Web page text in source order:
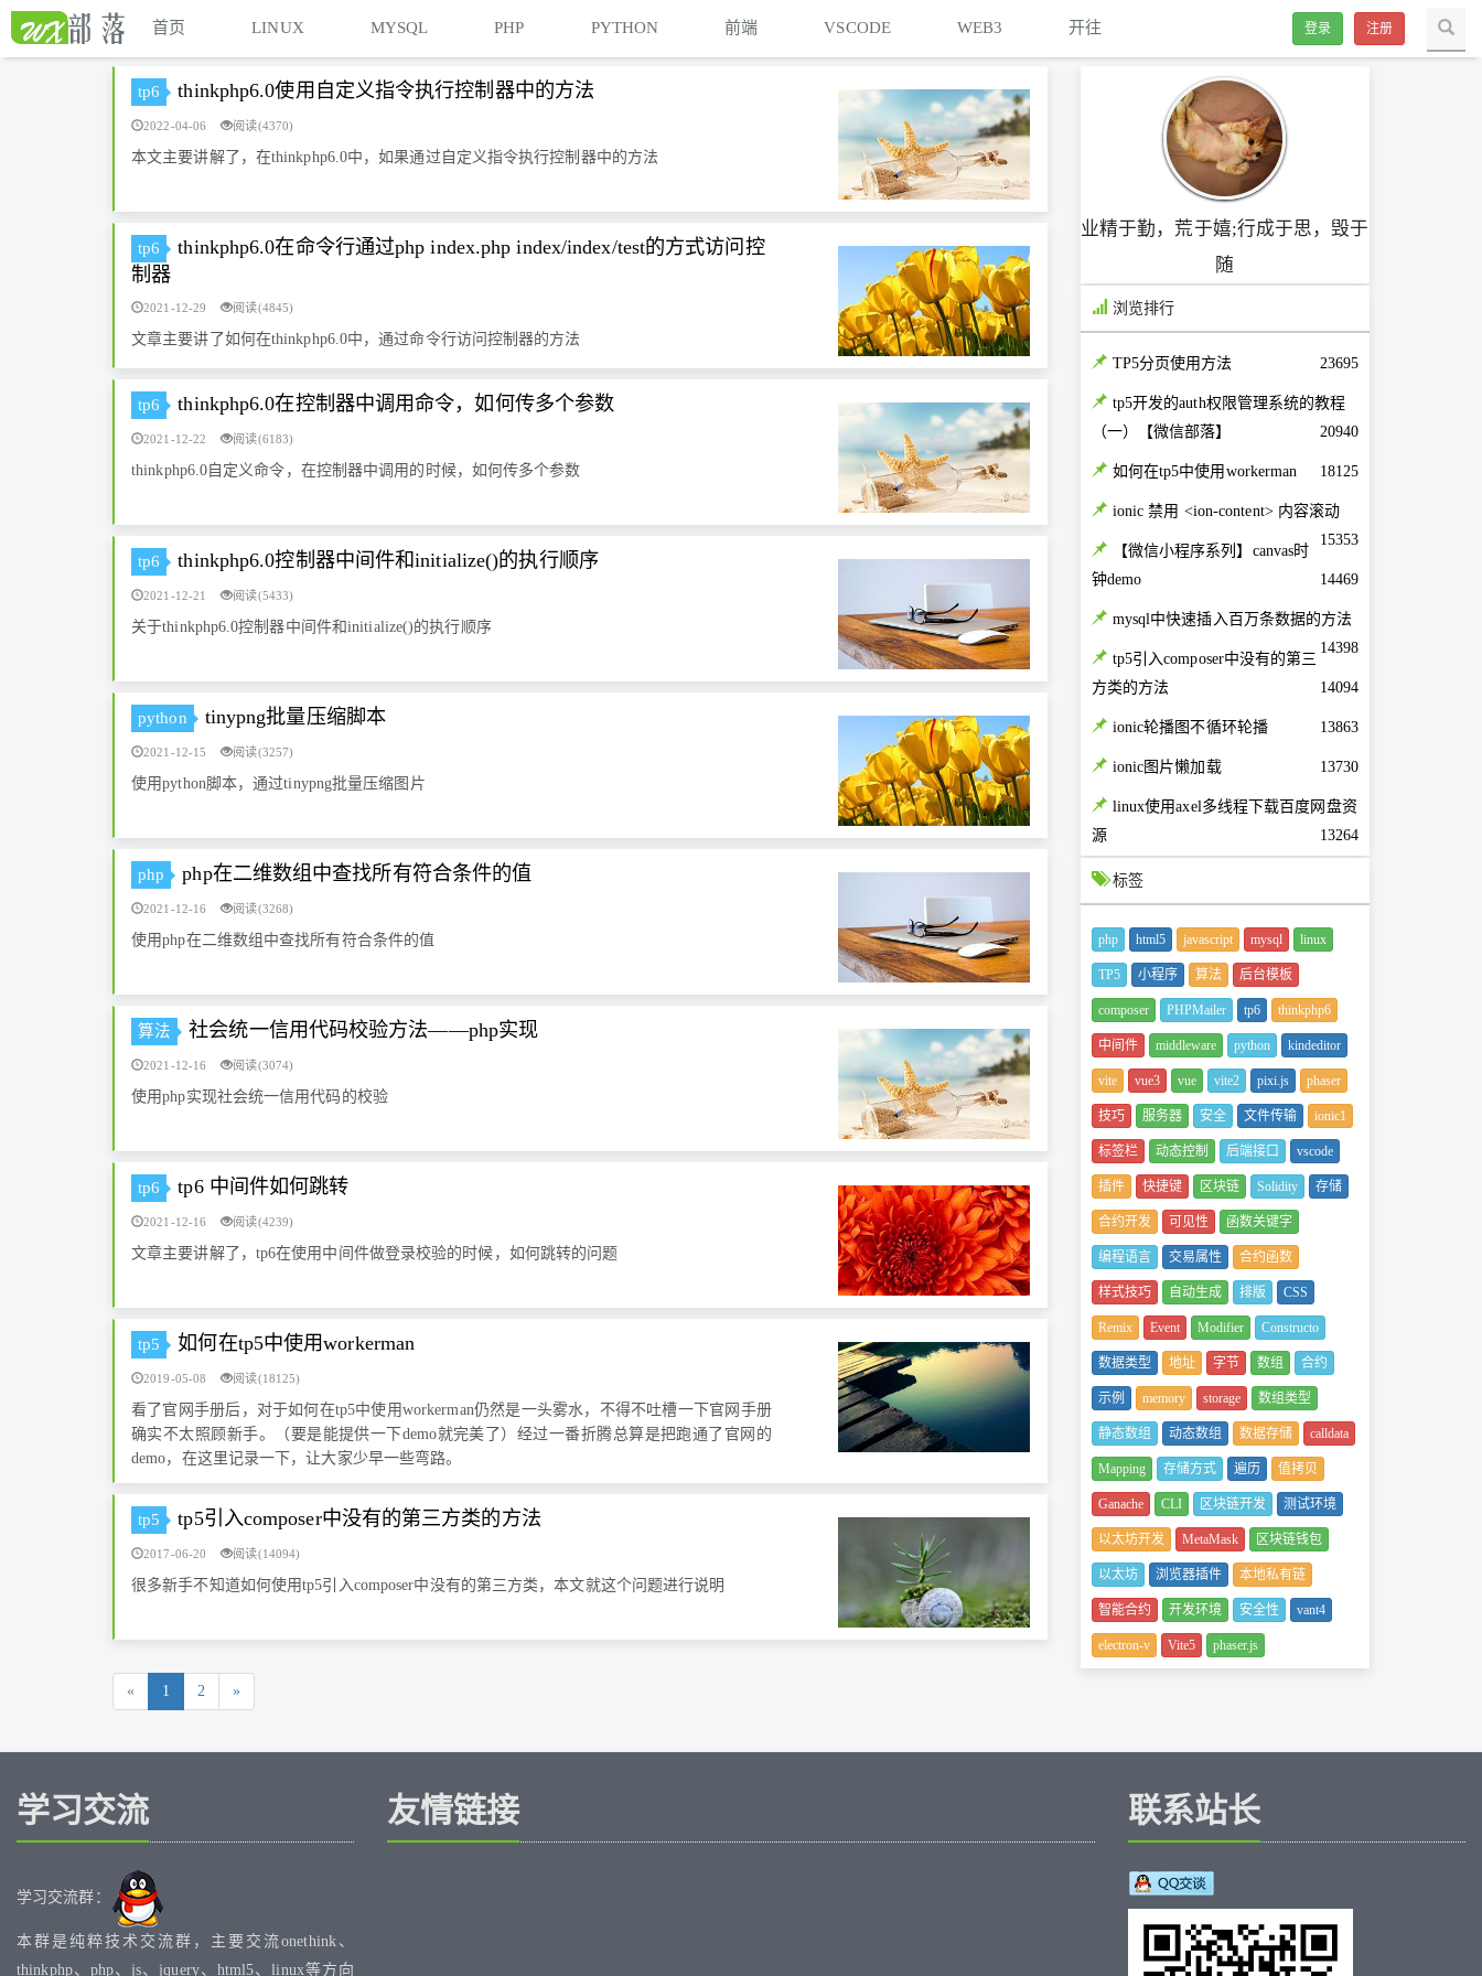
tp6 thinkphp6.0使用自定义指令执行控制器中的方法
2022-04-06 阅读(4370)
本文主要讲解了，在thinkphp6.0中，如果通过自定义指令执行控制器中的方法
tp6
thinkphp6.0在命令行通过php index.php index/index/test的方式访问控
制器
2021-12-29 阅读(4845)
文章主要讲了如何在thinkphp6.0中，通过命令行访问控制器的方法
tp6 thinkphp6.0在控制器中调用命令，如何传多个参数
2021-12-22 阅读(6183)
thinkphp6.0自定义命令，在控制器中调用的时候，如何传多个参数
tp6 thinkphp6.0控制器中间件和initialize()的执行顺序
2021-12-21 阅读(5433)
关于thinkphp6.0控制器中间件和initialize()的执行顺序
python tinypng批量压缩脚本
2021-12-15 阅读(3257)
使用python脚本，通过tinypng批量压缩图片
php php在二维数组中查找所有符合条件的值
2021-12-16 阅读(3268)
使用php在二维数组中查找所有符合条件的值
算法 社会统一信用代码校验方法——php实现
2021-12-16 阅读(3074)
使用php实现社会统一信用代码的校验
tp6 tp6 中间件如何跳转
2021-12-16 阅读(4239)
文章主要讲解了，tp6在使用中间件做登录校验的时候，如何跳转的问题
tp5 如何在tp5中使用workerman
2019-05-08 阅读(18125)
看了官网手册后，对于如何在tp5中使用workerman仍然是一头雾水，不得不吐槽一下官网手册
确实不太照顾新手。（要是能提供一下demo就完美了）经过一番折腾总算是把跑通了官网的
demo，在这里记录一下，让大家少早一些弯路。
tp5 tp5引入composer中没有的第三方类的方法
2017-06-20 阅读(14094)
很多新手不知道如何使用tp5引入composer中没有的第三方类，本文就这个问题进行说明
« 1 2 »
业精于勤，荒于嬉;行成于思，毁于
随
浏览排行
TP5分页使用方法 23695
tp5开发的auth权限管理系统的教程
（一）【微信部落】
20940
如何在tp5中使用workerman 18125
ionic 禁用 <ion-content> 内容滚动
15353
【微信小程序系列】canvas时
钟demo
14469
mysql中快速插入百万条数据的方法
14398
tp5引入composer中没有的第三
方类的方法
14094
ionic轮播图不循环轮播 13863
ionic图片懒加载 13730
linux使用axel多线程下载百度网盘资
源
13264
标签
php html5 javascript mysql linux
TP5 小程序 算法 后台模板
composer PHPMailer tp6 thinkphp6
中间件 middleware python kindeditor
vite vue3 vue vite2 pixi.js phaser
技巧 服务器 安全 文件传输 ionic1
标签栏 动态控制 后端接口 vscode
插件 快捷键 区块链 Solidity 存储
合约开发 可见性 函数关键字
编程语言 交易属性 合约函数
样式技巧 自动生成 排版 CSS
Remix Event Modifier Constructo
数据类型 地址 字节 数组 合约
示例 memory storage 数组类型
静态数组 动态数组 数据存储 calldata
Mapping 存储方式 遍历 值拷贝
Ganache CLI 区块链开发 测试环境
以太坊开发 MetaMask 区块链钱包
以太坊 浏览器插件 本地私有链
智能合约 开发环境 安全性 vant4
electron-v Vite5 phaser.js
首页 LINUX MYSQL PHP PYTHON 前端 VSCODE WEB3 开往 登录 注册
学习交流
学习交流群：
本群是纯粹技术交流群，主要交流onethink、
thinkphp、php、js、jquery、html5、linux等方向
友情链接 联系站长